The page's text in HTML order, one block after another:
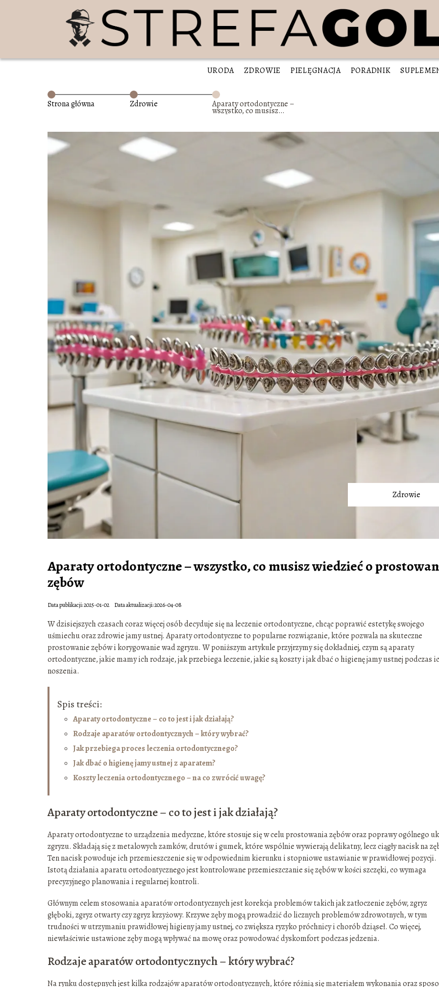
URODA ZDROWIE PIELĘGNACJA PORADNIK
Strona główna Zdrowie Aparaty ortodontyczne –
wszystko, co musisz
wiedzieć o prostowaniu
Zdrowie
Aparaty ortodontyczne – wszystko, co musisz wiedzieć o
zębów
Data publikacji: 2025-01-02 Data aktualizacji: 2026-04-08
W dzisiejszych czasach coraz więcej osób decyduje się na leczenie ortodontyczne, chcąc poprawić estetykę swojego
uśmiechu oraz zdrowie jamy ustnej. Aparaty ortodontyczne to popularne rozwiązanie, które pozwala na skuteczne
prostowanie zębów i korygowanie wad zgryzu. W poniższym artykule przyjrzymy się dokładniej, czym są aparaty
ortodontyczne, jakie mamy ich rodzaje, jak przebiega leczenie, jakie są koszty i jak dbać o higienę jamy ustnej podczas
noszenia.
Spis treści:
Aparaty ortodontyczne – co to jest i jak działają?
Rodzaje aparatów ortodontycznych – który wybrać?
Jak przebiega proces leczenia ortodontycznego?
Jak dbać o higienę jamy ustnej z aparatem?
Koszty leczenia ortodontycznego – na co zwrócić uwagę?
Aparaty ortodontyczne – co to jest i jak działają?
Aparaty ortodontyczne to urządzenia medyczne, które stosuje się w celu prostowania zębów oraz poprawy ogólnego
zgryzu. Składają się z metalowych zamków, drutów i gumek, które wspólnie wywierają delikatny, lecz ciągły nacisk na
Ten nacisk powoduje ich przemieszczenie się w odpowiednim kierunku i stopniowe ustawianie w prawidłowej pozycji.
Istotą działania aparatu ortodontycznego jest kontrolowane przemieszczanie się zębów w kości szczęki, co wymaga
precyzyjnego planowania i regularnej kontroli.
Głównym celem stosowania aparatów ortodontycznych jest korekcja problemów takich jak zatłoczenie zębów, zgryz
głęboki, zgryz otwarty czy zgryz krzyżowy. Krzywe zęby mogą prowadzić do licznych problemów zdrowotnych, w tym
trudności w utrzymaniu prawidłowej higieny jamy ustnej, co zwiększa ryzyko próchnicy i chorób dziąseł. Co więcej,
niewłaściwie ustawione zęby mogą wpływać na mowę oraz powodować dyskomfort podczas jedzenia.
Rodzaje aparatów ortodontycznych – który wybrać?
Na rynku dostępnych jest kilka rodzajów aparatów ortodontycznych, które różnią się materiałem wykonania oraz